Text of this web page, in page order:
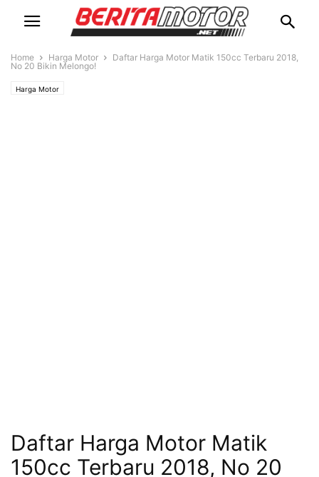
Home Harga Motor
Daftar Harga Motor Matik 150cc Terbaru 2018,
No 20 Bikin Melongo!
Harga Motor
Daftar Harga Motor Matik
150cc Terbaru 2018, No 20